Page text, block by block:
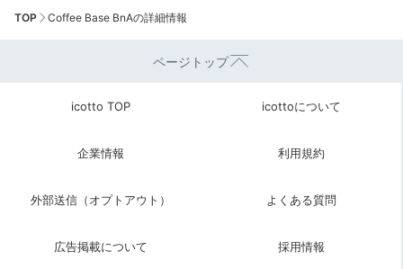
TOP Coffee Base BnAの詳細情報
ページトップ
icotto TOP icottoについて
企業情報 利用規約
外部送信（オプトアウト） よくある質問
広告掲載について 採用情報